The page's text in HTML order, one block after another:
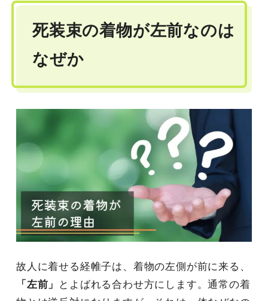
死装束の着物が左前なのは
なぜか
故人に着せる経帷子は、着物の左側が前に来る、
「左前」
とよばれる合わせ方にします。通常の着